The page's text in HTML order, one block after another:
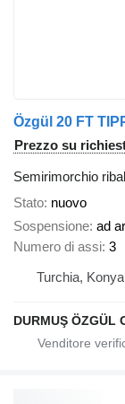
Özgül 20 FT
Prezzo su
Semirimorchio
Stato nuovo
Sospensione ad
Numero di assi 3
Turchia, Konya